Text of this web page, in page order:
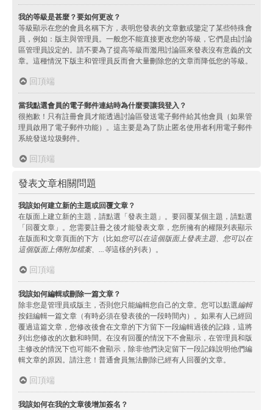
我的等級是甚麼？要如何更改？
等級顯示在您的會員名稱下方，表明您發表的文章數或鑒定了某些特殊會
員，例如：版主與管理員。一般您不能直接更改您的等級，它們是由討論
區管理員設定的。請不要為了提高等級而濫用討論區來發表沒有意義的文
章。這種情況下版主和管理員反而會大量刪除您的文章而降低您的等級。
回頂端
當我點選會員的電子郵件連結時為什麼要讓我登入？
很抱歉！只有註冊會員才能透過討論區發送電子郵件給其他會員（如果管
理員啟用了電子郵件功能）。這主要是為了防止匿名使用者利用電子郵件
系統發送垃圾郵件。
回頂端
發表文章相關問題
我該如何建立新的主題或回覆文章？
在版面上建立新的主題，請點選「發表主題」。要回覆某個主題，請點選
「回覆文章」。您需要註冊之後才能發表文章，您所擁有的權限列表顯示
在版面和文章頁面的下方（比如您可以在這個版面上發表主題、您可以在
這個版面上傳附加檔案、...等這樣的列表）。
回頂端
我該如何編輯或刪除一篇文章？
除非您是管理員或版主，否則您只能編輯您自己的文章。您可以點選編輯
按鈕編輯一篇文章（有時必須在發表後的一段時間內）。如果有人已經回
覆過這篇文章，您修改後會在文章的下方留下一段編輯過後的記錄，這將
列出您修改的次數和時間。在沒有回覆的情況下不會顯示，在管理員和版
主修改的情況下也可能不會顯示，除非他們決定留下一段記錄說明他們編
輯文章的原因。請注意！普通會員無法刪除已經有人回覆的文章。
回頂端
我該如何在我的文章後增加簽名？